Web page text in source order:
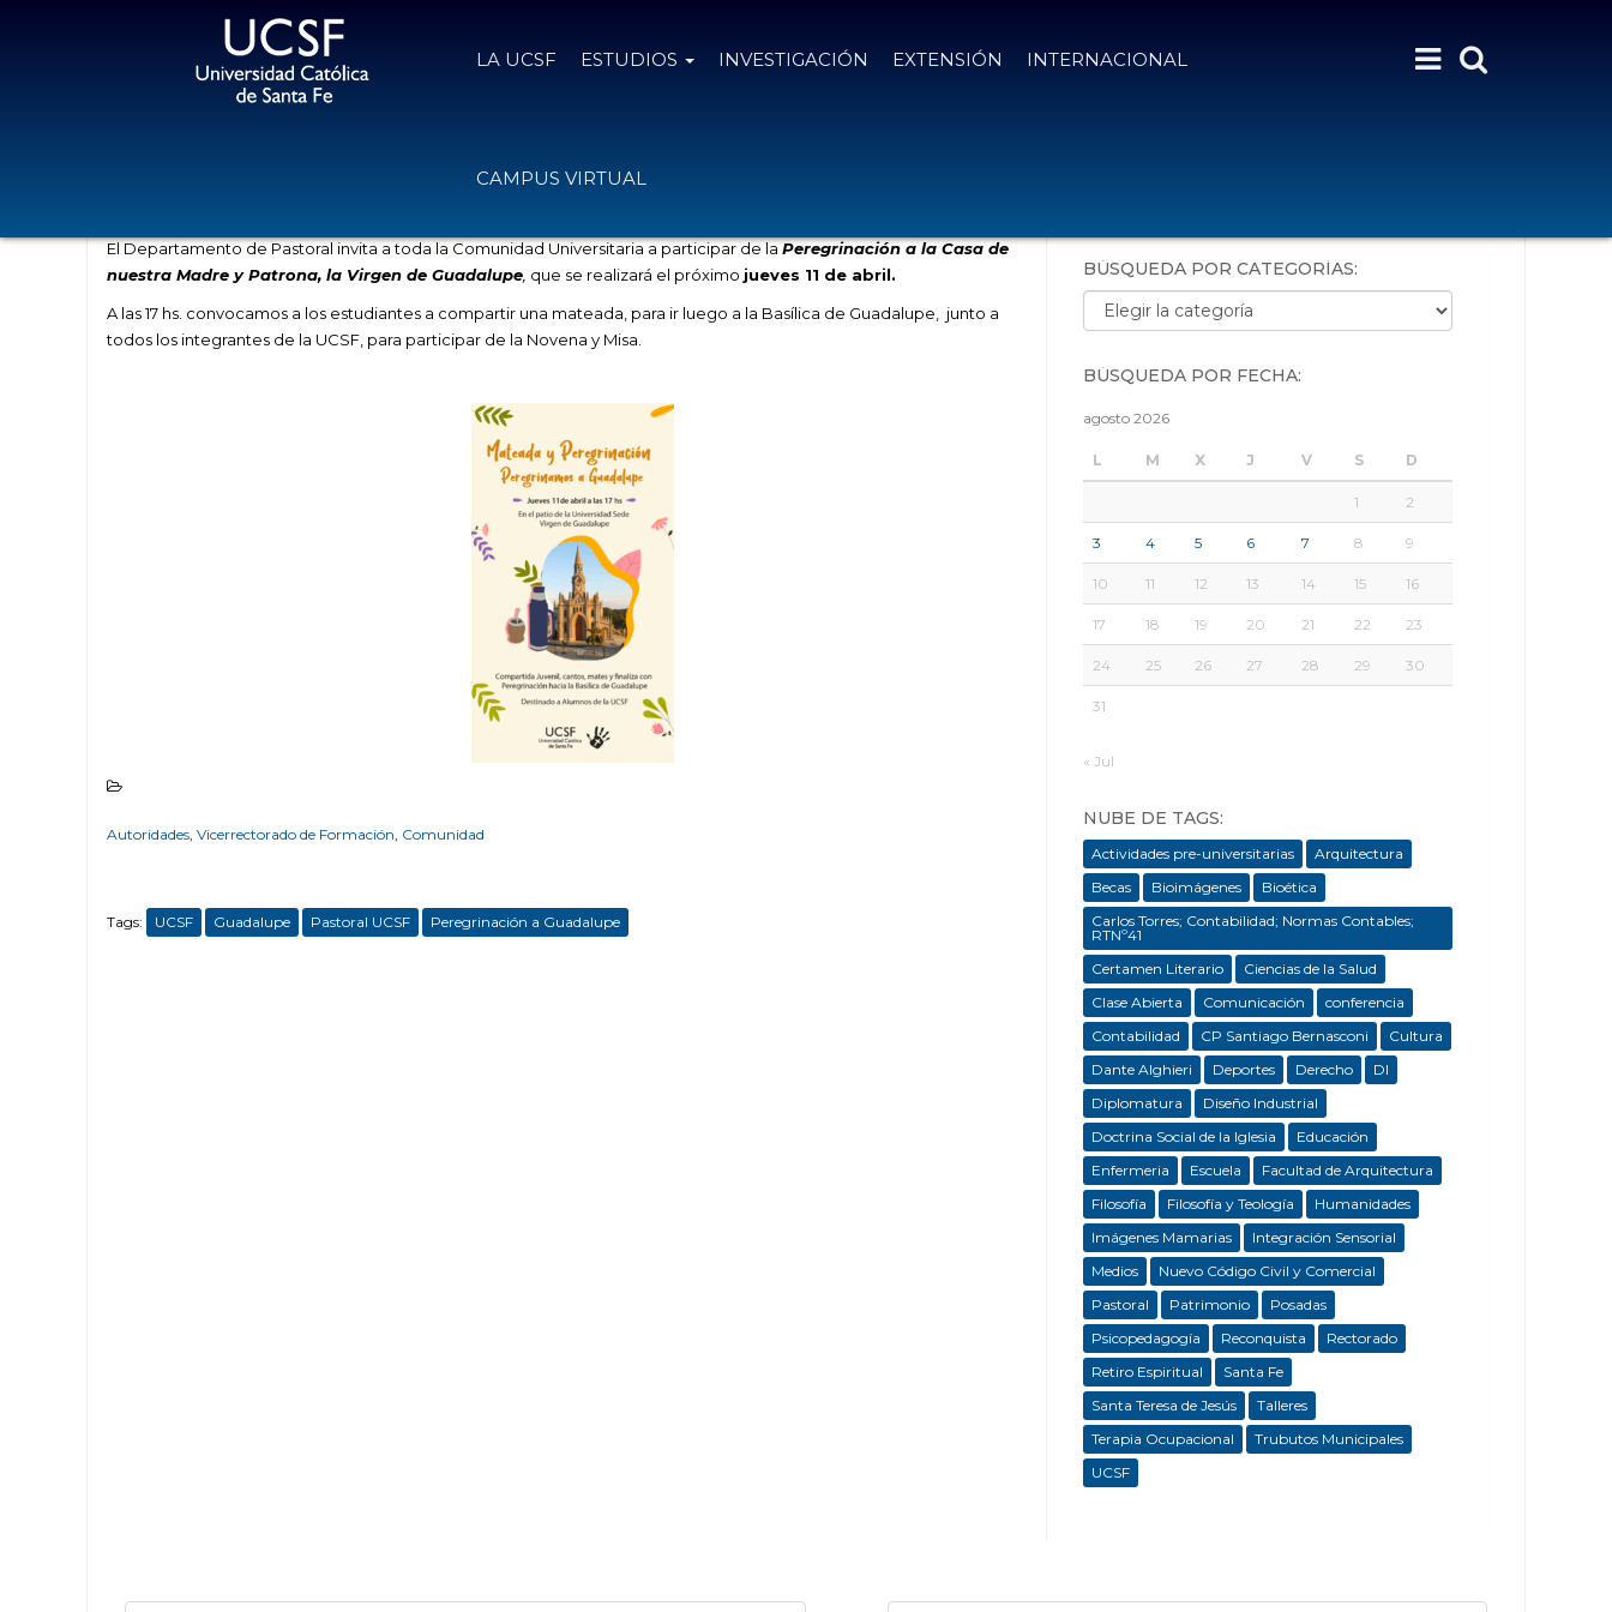
LA UCSF ESTUDIOS INVESTIGACIÓN EXTENSIÓN INTERNACIONAL
CAMPUS VIRTUAL
El Departamento de Pastoral invita a toda la Comunidad Universitaria a participar de laPeregrinación a la Casa de
nuestra Madre y Patrona, la Virgen de Guadalupe que se realizará el próximo jueves 11 de abril.
A las 17 hs. convocamos a los estudiantes a compartir una mateada, para ir luego a la Basílica de Guadalupe, junto a
todos los integrantes de la UCSF, para participar de la Novena y Misa.
Autoridades, Vicerrectorado de Formación, Comunidad
Tags: UCSF Guadalupe Pastoral UCSF Peregrinación a Guadalupe
BÚSQUEDA POR CATEGORÍAS:
Búsqueda por categorías:
BÚSQUEDA POR FECHA:
agosto 2026
L M X J V S D
1 2
3 4 5 6 7 8 9
10 11 12 13 14 15 16
17 18 19 20 21 22 23
24 25 26 27 28 29 30
31
« Jul
NUBE DE TAGS:
Actividades pre-universitarias
Arquitectura
Becas
Bioimágenes
Bioética
Carlos Torres; Contabilidad; Normas Contables;
RTNº41
Certamen Literario
Ciencias de la Salud
Clase Abierta
Comunicación
conferencia
Contabilidad
CP Santiago Bernasconi
Cultura
Dante Alghieri
Deportes Derecho
DI
Diplomatura
Diseño Industrial
Doctrina Social de la Iglesia
Educación
Enfermeria
Escuela
Facultad de Arquitectura
Filosofía
Filosofía y Teología
Humanidades
Imágenes Mamarias
Integración Sensorial
Medios
Nuevo Código Civil y Comercial
Pastoral
Patrimonio
Posadas
Psicopedagogía
Reconquista
Rectorado
Retiro Espiritual
Santa Fe
Santa Teresa de Jesús
Talleres
Terapia Ocupacional
Trubutos Municipales
UCSF